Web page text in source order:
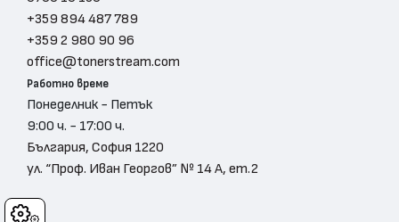
Cookies
+359 894 487 789
+359 2 980 90 96
office@tonerstream.com
Работно време
Понеделник - Петък
9:00 ч. - 17:00 ч.
България, София 1220
ул. “Проф. Иван Георгов” № 14 А, ет.2